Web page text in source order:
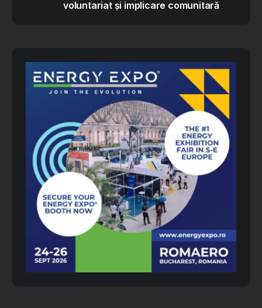
voluntariat și implicare comunitară